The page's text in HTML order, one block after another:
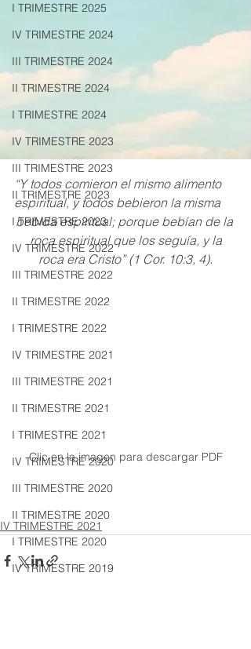
I TRIMESTRE 2025
IV TRIMESTRE 2024
III TRIMESTRE 2024
II TRIMESTRE 2024
I TRIMESTRE 2024
IV TRIMESTRE 2023
III TRIMESTRE 2023
II TRIMESTRE 2023
I TRIMESTRE 2023
IV TRIMESTRE 2022
III TRIMESTRE 2022
II TRIMESTRE 2022
I TRIMESTRE 2022
IV TRIMESTRE 2021
III TRIMESTRE 2021
II TRIMESTRE 2021
I TRIMESTRE 2021
IV TRIMESTRE 2020
III TRIMESTRE 2020
II TRIMESTRE 2020
I TRIMESTRE 2020
IV TRIMESTRE 2019
“Y todos comieron el mismo alimento
espiritual, y todos bebieron la misma
bebida espiritual; porque bebían de la
roca espiritual que los seguía, y la
roca era Cristo” (1 Cor. 10:3, 4).
Clic en la imagen para descargar PDF
IV TRIMESTRE 2021